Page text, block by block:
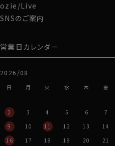
ozie/Live
SNSのご案内
営業日カレンダー
2026/08
日 月 火 水 木 金
2
3 4 5 6 7
9
10 11 12 13 14
16
17 18 19 20 21